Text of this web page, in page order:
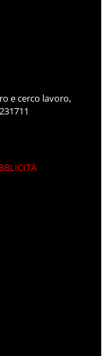
e cerco lavoro,